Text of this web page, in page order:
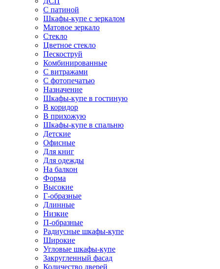
С патиной
Шкафы-купе с зеркалом
Матовое зеркало
Стекло
Цветное стекло
Пескоструй
Комбинированные
С витражами
С фотопечатью
Назначение
Шкафы-купе в гостиную
В коридор
В прихожую
Шкафы-купе в спальню
Детские
Офисные
Для книг
Для одежды
На балкон
Форма
Высокие
Г-образные
Длинные
Низкие
П-образные
Радиусные шкафы-купе
Широкие
Угловые шкафы-купе
Закругленный фасад
Количество дверей